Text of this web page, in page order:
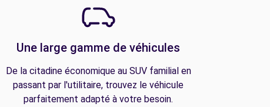
Une large gamme de véhicules
De la citadine économique au SUV familial en
passant par l'utilitaire, trouvez le véhicule
parfaitement adapté à votre besoin.